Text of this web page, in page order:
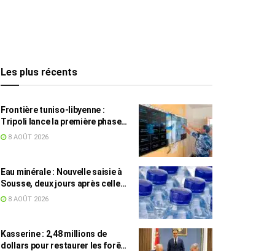
Les plus récents
Frontière tuniso-libyenne :
Tripoli lance la première phase
d’un système de surveillance sur
8 AOÛT 2026
Eau minérale : Nouvelle saisie à
Sousse, deux jours après celle
des grossistes
8 AOÛT 2026
Kasserine : 2,48 millions de
dollars pour restaurer les forêts